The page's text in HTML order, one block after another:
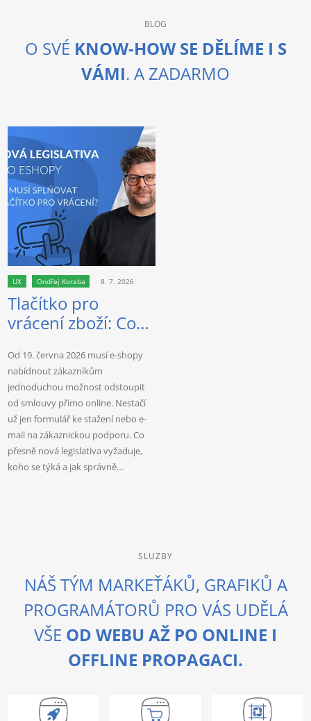
BLOG
O SVÉ KNOW-HOW SE DĚLÍME I S
VÁMI. A ZADARMO
UX Ondřej Koraba 8. 7. 2026
Tlačítko pro
vrácení zboží: Co
splňovat e-shopy?
Od 19. června 2026 musí e-shopy
nabídnout zákazníkům
jednoduchou možnost odstoupit
od smlouvy přímo online. Nestačí
už jen formulář ke stažení nebo e-
mail na zákaznickou podporu. Co
přesně nová legislativa vyžaduje,
koho se týká a jak správně…
SLUZBY
NÁŠ TÝM MARKEŤÁKŮ, GRAFIKŮ A
PROGRAMÁTORŮ PRO VÁS UDĚLÁ
VŠE OD WEBU AŽ PO ONLINE I
OFFLINE PROPAGACI.